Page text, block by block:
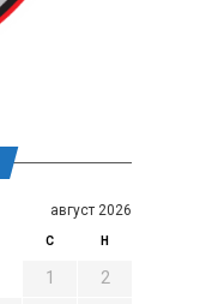
август 2026
С Н
1
2